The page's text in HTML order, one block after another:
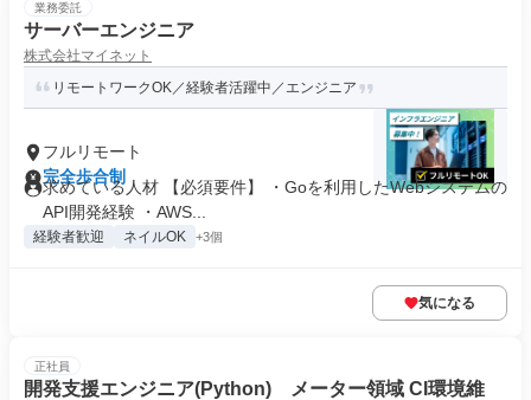
業務委託
サーバーエンジニア
株式会社マイネット
リモートワークOK／経験者活躍中／エンジニア
フルリモート
完全歩合制
求めている人材 【必須要件】 ・Goを利用したWebシステムの
API開発経験 ・AWS...
経験者歓迎 ネイルOK +3個
気になる
正社員
開発支援エンジニア(Python) メーター領域 CI環境維